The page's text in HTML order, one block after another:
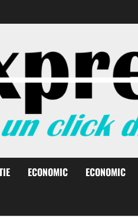
ECONOMIC ECONOMIC